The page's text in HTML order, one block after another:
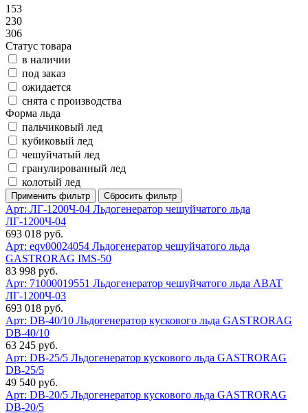
153
230
306
Статус товара
в наличии
под заказ
ожидается
снята с производства
Форма льда
пальчиковый лед
кубиковый лед
чешуйчатый лед
гранулированный лед
колотый лед
Арт: ЛГ-1200Ч-04 Льдогенератор чешуйчатого льда
ЛГ-1200Ч-04
693 018 руб.
Арт: eqv00024054 Льдогенератор чешуйчатого льда
GASTRORAG IMS-50
83 998 руб.
Арт: 71000019551 Льдогенератор чешуйчатого льда ABAT
ЛГ-1200Ч-03
693 018 руб.
Арт: DB-40/10 Льдогенератор кускового льда GASTRORAG
DB-40/10
63 245 руб.
Арт: DB-25/5 Льдогенератор кускового льда GASTRORAG
DB-25/5
49 540 руб.
Арт: DB-20/5 Льдогенератор кускового льда GASTRORAG
DB-20/5